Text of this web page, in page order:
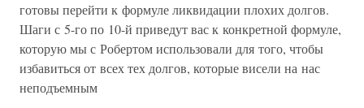
готовы перейти к формуле ликвидации плохих долгов.
Шаги с 5-го по 10-й приведут вас к конкретной формуле,
которую мы с Робертом использовали для того, чтобы
избавиться от всех тех долгов, которые висели на нас
неподъемным